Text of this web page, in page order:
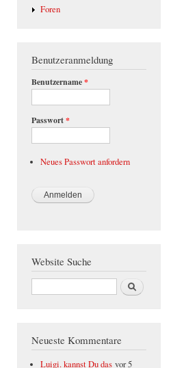
Foren
Benutzeranmeldung
Benutzername*
Passwort*
Neues Passwort anfordern
Website Suche
Suche
Neueste Kommentare
Luigi. kannst Du das vor 5